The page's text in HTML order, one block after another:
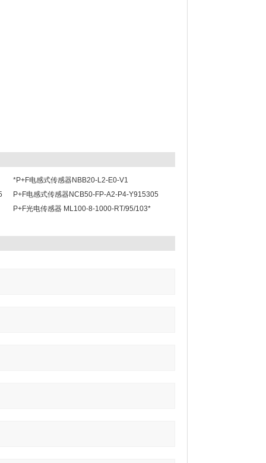
*P+F电感式传感器NBB20-L2-E0-V1
P+F电感式传感器NCB50-FP-A2-P4-Y915305
P+F光电传感器 ML100-8-1000-RT/95/103*